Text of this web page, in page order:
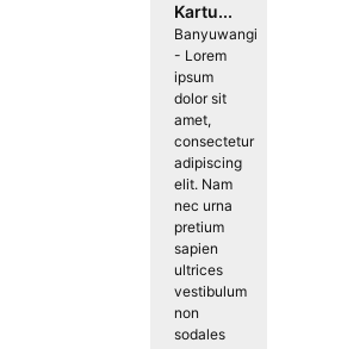
Kartu...
Banyuwangi
- Lorem
ipsum
dolor sit
amet,
consectetur
adipiscing
elit. Nam
nec urna
pretium
sapien
ultrices
vestibulum
non
sodales